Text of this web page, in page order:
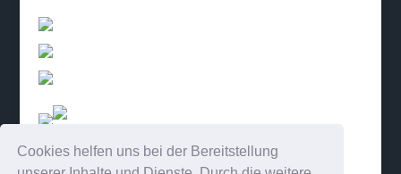
Cookies helfen uns bei der Bereitstellung
weiterlesen